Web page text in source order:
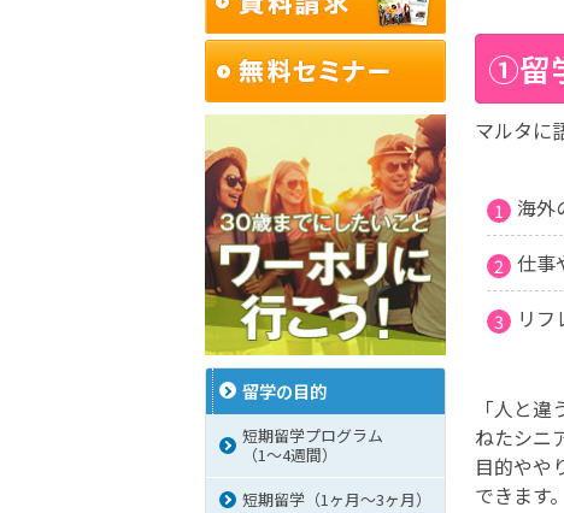
①留
マルタに
海外
仕事
リ
「人と
ねたシニ
目的やや
できます。
留学の目的
短期留学プログラム
（1～4週間）
短期留学（1ヶ月～3ヶ月）